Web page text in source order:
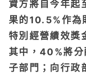
資方將自今年起
果的10.5%作為
特別經營績效獎
其中，40%將
子部門；向行政